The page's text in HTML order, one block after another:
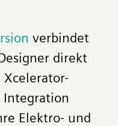
verbindet
direkt
Integration
Elektro- und